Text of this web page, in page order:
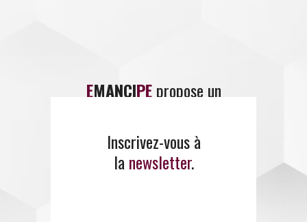
EMANCIPEpropose un
ENTREZ EN CONTACT
AVEC EMANCIPE
Inscrivez-vous à
la newsletter.